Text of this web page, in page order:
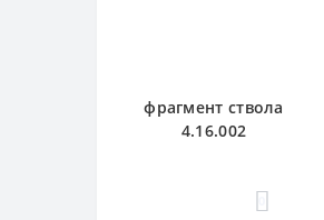
фрагмент ствола
4.16.002